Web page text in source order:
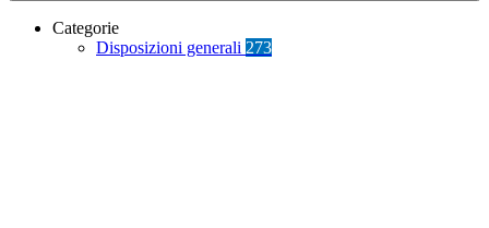
Categorie
Disposizioni generali 273